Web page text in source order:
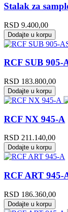
Stalak za
RSD 9.400,00
Dodajte u korpu
RCF SUB 905-
RSD 183.800,00
Dodajte u korpu
RCF NX 945-A
RSD 211.140,00
Dodajte u korpu
RCF ART 945-
RSD 186.360,00
Dodajte u korpu